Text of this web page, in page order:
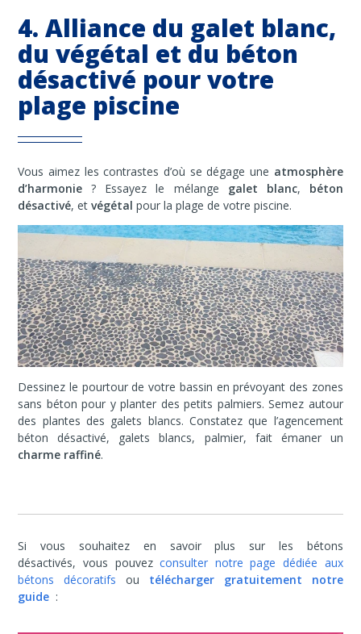
4. Alliance du galet blanc,
du végétal et du béton
désactivé pour votre
plage piscine
Vous aimez les contrastes d’où se dégage une atmosphère
d’harmonie ? Essayez le mélange galet blanc, béton
désactivé, etvégétal pour la plage de votre piscine.
Dessinez le pourtour de votre bassin en prévoyant des zones
sans béton pour y planter des petits palmiers. Semez autour
des plantes des galets blancs. Constatez que l’agencement
béton désactivé, galets blancs, palmier, fait émaner un
charme raffiné.
Si vous souhaitez en savoir plus sur les bétons
désactivés,vous pouvez consulter notre page dédiée aux
bétons décoratifs
ou télécharger gratuitement notre
guide :